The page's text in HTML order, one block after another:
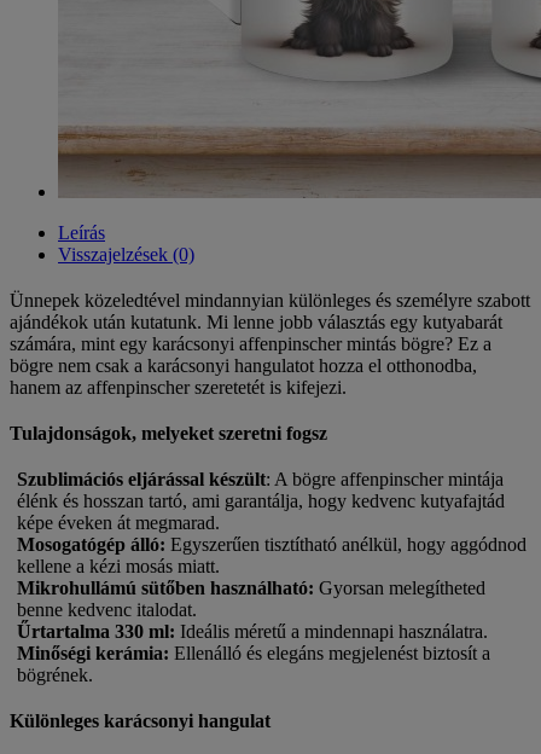
Leírás
Visszajelzések (0)
Ünnepek közeledtével mindannyian különleges és személyre szabott
ajándékok után kutatunk. Mi lenne jobb választás egy kutyabarát
számára, mint egy karácsonyi affenpinscher mintás bögre? Ez a
bögre nem csak a karácsonyi hangulatot hozza el otthonodba,
hanem az affenpinscher szeretetét is kifejezi.
Tulajdonságok, melyeket szeretni fogsz
Szublimációs eljárással készült: A bögre affenpinscher mintája
élénk és hosszan tartó, ami garantálja, hogy kedvenc kutyafajtád
képe éveken át megmarad.
Mosogatógép álló: Egyszerűen tisztítható anélkül, hogy aggódnod
kellene a kézi mosás miatt.
Mikrohullámú sütőben használható: Gyorsan melegítheted
benne kedvenc italodat.
Űrtartalma 330 ml: Ideális méretű a mindennapi használatra.
Minőségi kerámia: Ellenálló és elegáns megjelenést biztosít a
bögrének.
Különleges karácsonyi hangulat